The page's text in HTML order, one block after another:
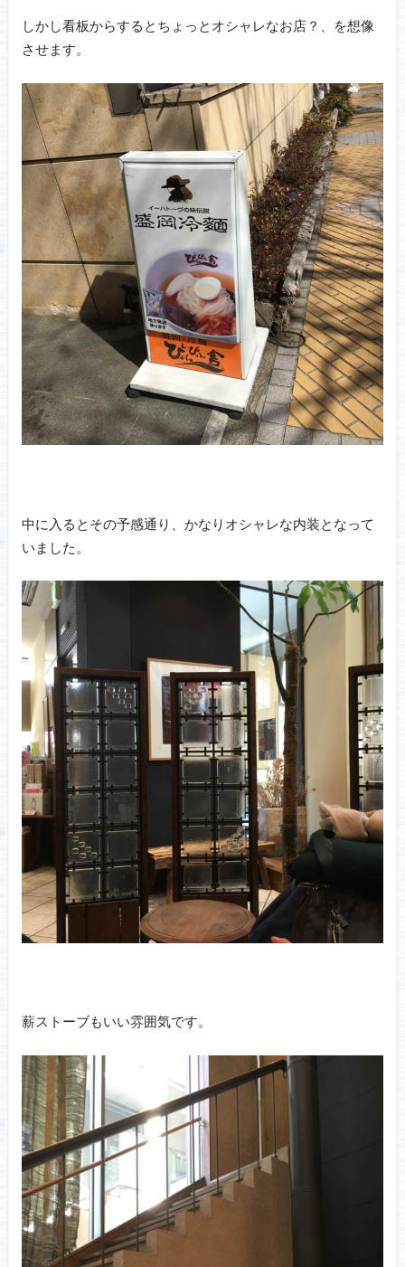
しかし看板からするとちょっとオシャレなお店？、を想像
させます。
中に入るとその予感通り、かなりオシャレな内装となって
いました。
薪ストーブもいい雰囲気です。